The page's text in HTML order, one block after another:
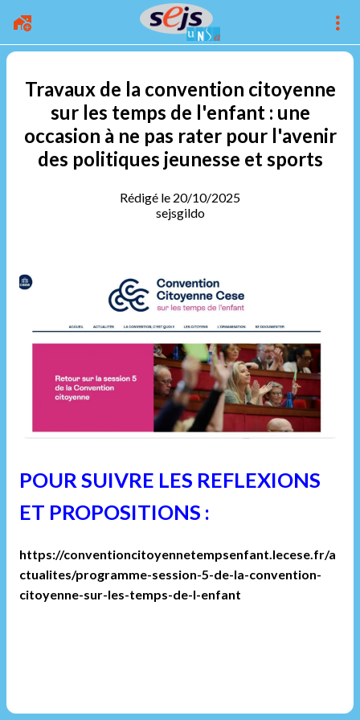
Travaux de la convention citoyenne
sur les temps de l'enfant : une
occasion à ne pas rater pour l'avenir
des politiques jeunesse et sports
Rédigé le 20/10/2025
sejsgildo
POUR SUIVRE LES REFLEXIONS
ET PROPOSITIONS :
https://conventioncitoyennetempsenfant.lecese.fr/a
ctualites/programme-session-5-de-la-convention-
citoyenne-sur-les-temps-de-l-enfant